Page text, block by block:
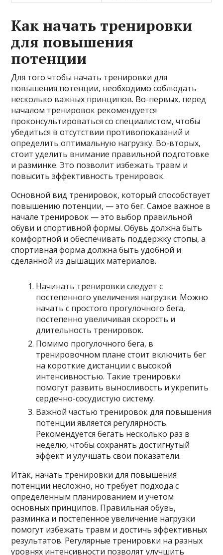
Как начать тренировки
для повышения
потенции
Для того чтобы начать тренировки для
повышения потенции, необходимо соблюдать
несколько важных принципов. Во-первых, перед
началом тренировок рекомендуется
проконсультироваться со специалистом, чтобы
убедиться в отсутствии противопоказаний и
определить оптимальную нагрузку. Во-вторых,
стоит уделить внимание правильной подготовке
и разминке. Это позволит избежать травм и
повысить эффективность тренировок.
Основной вид тренировок, который способствует
повышению потенции, — это бег. Самое важное в
начале тренировок — это выбор правильной
обуви и спортивной формы. Обувь должна быть
комфортной и обеспечивать поддержку стопы, а
спортивная форма должна быть удобной и
сделанной из дышащих материалов.
Начинать тренировки следует с
постепенного увеличения нагрузки. Можно
начать с простого прогулочного бега,
постепенно увеличивая скорость и
длительность тренировок.
Помимо прогулочного бега, в
тренировочном плане стоит включить бег
на короткие дистанции с высокой
интенсивностью. Такие тренировки
помогут развить выносливость и укрепить
сердечно-сосудистую систему.
Важной частью тренировок для повышения
потенции является регулярность.
Рекомендуется бегать несколько раз в
неделю, чтобы сохранять достигнутый
эффект и улучшать свои показатели.
Итак, начать тренировки для повышения
потенции несложно, но требует подхода с
определенным планированием и учетом
основных принципов. Правильная обувь,
разминка и постепенное увеличение нагрузки
помогут избежать травм и достичь эффективных
результатов. Регулярные тренировки на разных
уровнях интенсивности позволят улучшить